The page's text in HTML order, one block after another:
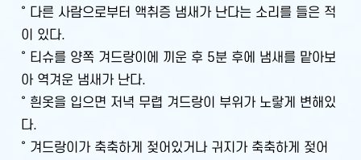
˚ 다른 사람으로부터 액취증 냄새가 난다는 소리를 들은 적
이 있다.
˚ 티슈를 양쪽 겨드랑이에 끼운 후 5분 후에 냄새를 맡아보
아 역겨운 냄새가 난다.
˚ 흰옷을 입으면 저녁 무렵 겨드랑이 부위가 노랗게 변해있
다.
˚ 겨드랑이가 축축하게 젖어있거나 귀지가 축축하게 젖어